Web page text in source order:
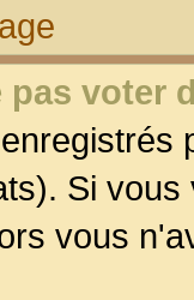
voter
Si
vous